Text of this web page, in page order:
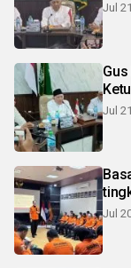
Jul
Jul
Jul